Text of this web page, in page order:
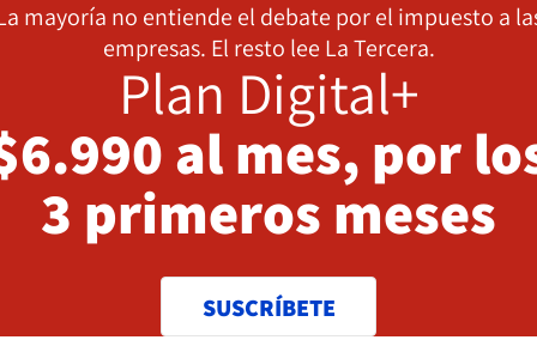
mayoría no entiende el debate por el impuesto a
empresas. El resto lee La Tercera.
Plan Digital+
al mes, por
3 primeros meses
SUSCRÍBETE